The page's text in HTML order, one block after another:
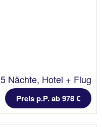
5 Nächte, Hotel + Flug
Preis p.P. ab 978 €